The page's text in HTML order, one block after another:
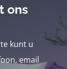
ons
kunt u
email